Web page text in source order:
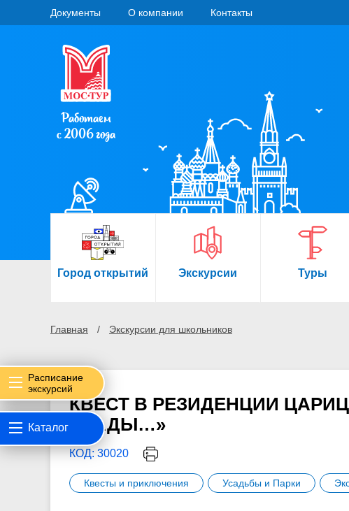
Документы О компании Контакты
Работаем
с 2006 года
Город открытий Экскурсии Туры
Главная Экскурсии для школьников
Расписание
экскурсий
Каталог
КВЕСТ В РЕЗИДЕНЦИИ
КЛАДЫ…»
КОД: 30020
Квесты и приключения Усадьбы и Парки